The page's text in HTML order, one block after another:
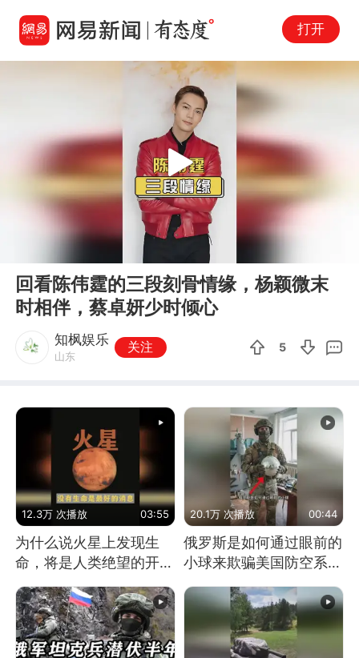
打开
Play
回看陈伟霆的三段刻骨情缘，杨颖微末
时相伴，蔡卓妍少时倾心
知枫娱乐
山东
关注 5
12.3万 次播放 03:55
为什么说火星上发现生
命，将是人类绝望的开
始？
20.1万 次播放 00:44
俄罗斯是如何通过眼前的
小球来欺骗美国防空系统
的